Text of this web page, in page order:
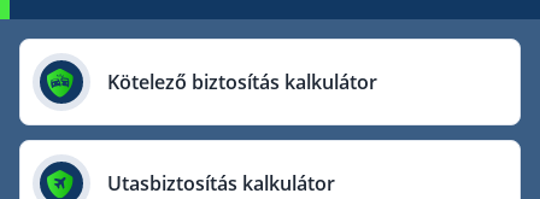
Biztosítók
AIG Biztosító
Allianz Biztosító
Kötelező biztosítás kalkulátor
Utasbiztosítás kalkulátor